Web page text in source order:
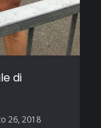
di
26, 2018